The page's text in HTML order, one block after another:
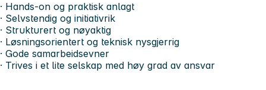
· Hands-on og praktisk anlagt
· Selvstendig og initiativrik
· Strukturert og nøyaktig
· Løsningsorientert og teknisk nysgjerrig
· Gode samarbeidsevner
· Trives i et lite selskap med høy grad av ansvar